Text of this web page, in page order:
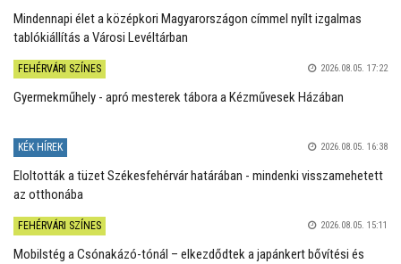
Mindennapi élet a középkori Magyarországon címmel nyílt izgalmas
tablókiállítás a Városi Levéltárban
FEHÉRVÁRI SZÍNES 2026.08.05. 17:22
Gyermekműhely - apró mesterek tábora a Kézművesek Házában
KÉK HÍREK 2026.08.05. 16:38
Eloltották a tüzet Székesfehérvár határában - mindenki visszamehetett
az otthonába
FEHÉRVÁRI SZÍNES 2026.08.05. 15:11
Mobilstég a Csónakázó-tónál – elkezdődtek a japánkert bővítési és